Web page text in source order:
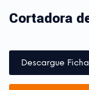
Cortadora
Descargue